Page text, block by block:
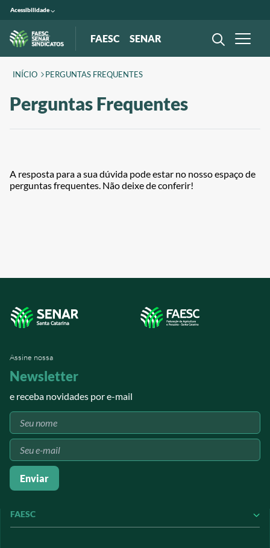
Acessibilidade
FAESC SENAR
INÍCIO PERGUNTAS FREQUENTES
Perguntas Frequentes
A resposta para a sua dúvida pode estar no nosso espaço de
perguntas frequentes. Não deixe de conferir!
Assine nossa
Newsletter
e receba novidades por e-mail
Enviar
FAESC